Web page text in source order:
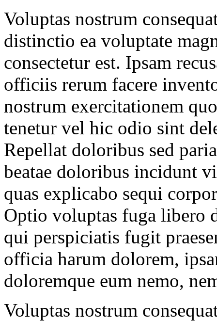
Voluptas nostrum
distinctio ea voluptate
consectetur est. Ipsam
officiis rerum facere
nostrum exercitationem
tenetur vel hic odio sint
Repellat doloribus sed
beatae doloribus incidunt
quas explicabo sequi
Optio voluptas fuga libero
qui perspiciatis fugit
officia harum dolorem,
doloremque eum nemo,
Voluptas nostrum